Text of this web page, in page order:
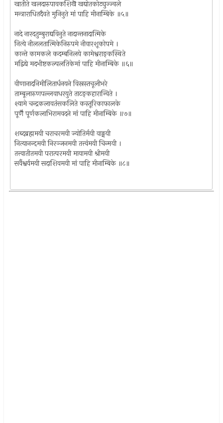
खातीते खलदारुपावकशिखॆ खद्योतकोट्युज्ज्वले
मन्त्राराधितदैवते मुनिनुते मां पाहि मीनाम्बिके ॥५॥
नादे नारदतुम्बुराद्यविनुते नादान्तनादात्मिके
नित्ये नीललतात्मिकेनिरुपमे नीवारशूकोपमे ।
कान्ते कामकले कदम्बनिलये कामेश्वराङ्कस्थिते
मद्विद्ये मदभीष्टकल्पलतिकेमां पाहि मीनाम्बिके ॥६॥
वीणानादनिमीलितार्धनयने विस्रस्तचूलीभरे
ताम्बूलारुणपल्लवाधरयुते ताटङ्कहारान्विते ।
श्यामे चन्द्रकलावतंसकलिते कस्तूरिकाफालके
पूर्णॆ पूर्णकलाभिरामवदने मां पाहि मीनाम्बिके ॥७॥
शब्दब्रह्ममयी चराचरमयी ज्योतिर्मयी वाङ्मयी
नित्यानन्दमयी निरञ्जनमयी तत्त्वंमयी चिन्मयी ।
तत्त्वातीतमयी परात्परमयी मायामयी श्रीमयी
सर्वैश्वर्यमयी सदाशिवमयी मां पाहि मीनाम्बिके ॥८॥